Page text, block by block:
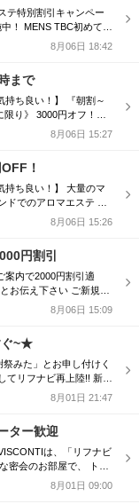
フォームよりお申込く
8月06日 18:42
まで
！】 『朝割～
フ！！
この
8月06日 15:27
！
持ち良い！】 大量のマ
でのアロマエステ さ
サージ ・塩スクラブ ・
ズエステを受けるなら
8月06日 15:26
円割引
案内で2000円割引適
8月06日 15:09
ぐ~★
女たちとの時間をぜ
8月01日 21:47
ター歓迎
に
8月01日 09:00